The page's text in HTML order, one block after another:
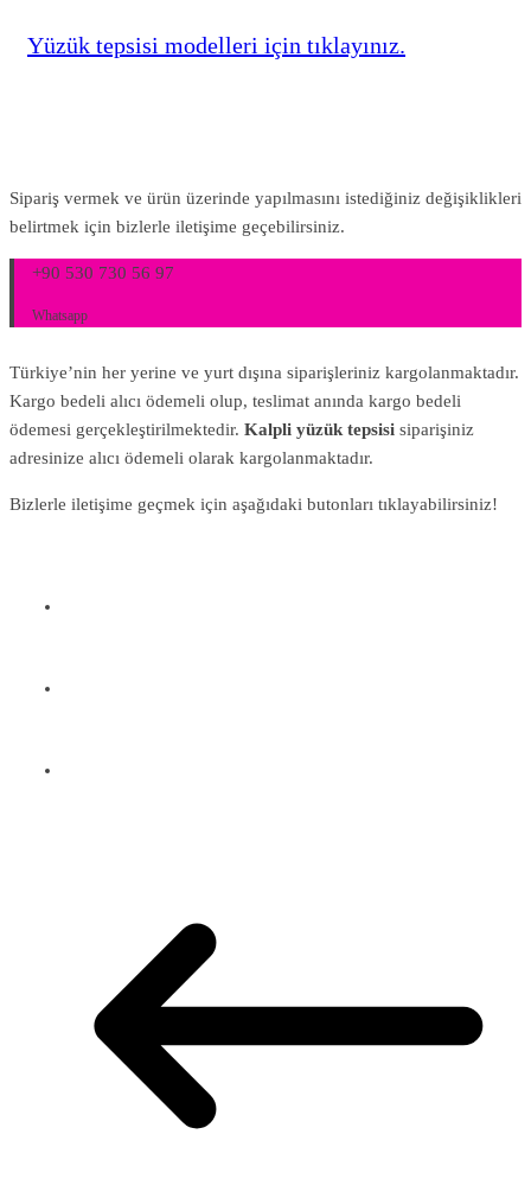
Yüzük tepsisi modelleri için tıklayınız.
Sipariş vermek ve ürün üzerinde yapılmasını istediğiniz değişiklikleri
belirtmek için bizlerle iletişime geçebilirsiniz.
+90 530 730 56 97
Whatsapp
Türkiye’nin her yerine ve yurt dışına siparişleriniz kargolanmaktadır.
Kargo bedeli alıcı ödemeli olup, teslimat anında kargo bedeli
ödemesi gerçekleştirilmektedir. Kalpli yüzük tepsisi siparişiniz
adresinize alıcı ödemeli olarak kargolanmaktadır.
Bizlerle iletişime geçmek için aşağıdaki butonları tıklayabilirsiniz!